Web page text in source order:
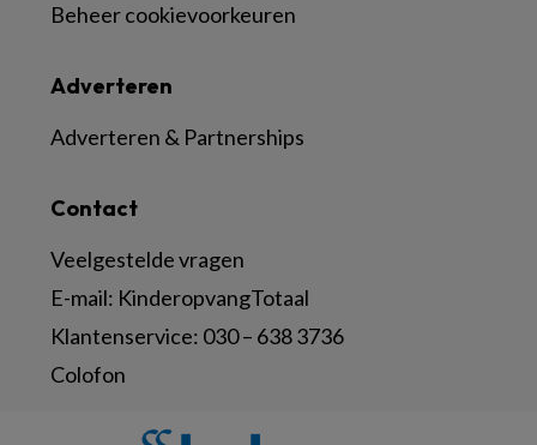
Contact
Veelgestelde vragen
E-mail: KinderopvangTotaal
Klantenservice: 030 – 638 3736
Colofon
Adverteren
Adverteren & Partnerships
Beheer cookievoorkeuren